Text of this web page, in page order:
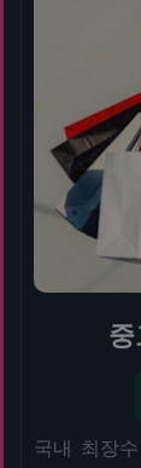
국내 최장